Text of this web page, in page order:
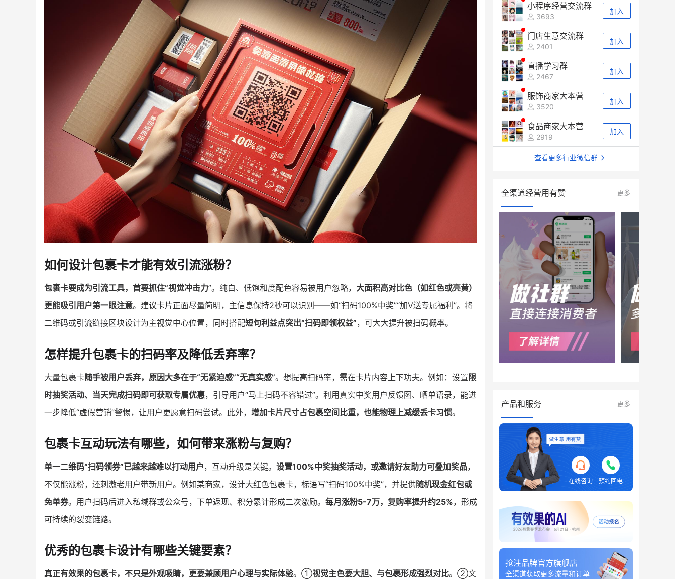
如何设计包裹卡才能有效引流涨粉？
包裹卡要成为引流工具，首要抓住“视觉冲击力”。纯白、低饱和度配色容易被用户忽略， 大面积高对比色（如红色或亮黄）
更能吸引用户第一眼注意。建议卡片正面尽量简明，主信息保持2秒可以识别——如“扫码100%中奖”“加V送专属福利”。将
二维码或引流链接区块设计为主视觉中心位置，同时搭配短句利益点突出“扫码即领权益”，可大大提升被扫码概率。
怎样提升包裹卡的扫码率及降低丢弃率？
大量包裹卡随手被用户丢弃，原因大多在于“无紧迫感”“无真实感”。想提高扫码率，需在卡片内容上下功夫。例如：设置 限
时抽奖活动、当天完成扫码即可获取专属优惠，引导用户“马上扫码不容错过”。利用真实中奖用户反馈图、晒单语录，能进
一步降低“虚假营销”警惕，让用户更愿意扫码尝试。此外， 增加卡片尺寸占包裹空间比重，也能物理上减缓丢卡习惯。
包裹卡互动玩法有哪些，如何带来涨粉与复购？
单一二维码“扫码领券”已越来越难以打动用户，互动升级是关键。 设置100%中奖抽奖活动，或邀请好友助力可叠加奖品，
不仅能涨粉，还刺激老用户带新用户。例如某商家，设计大红色包裹卡，标语写“扫码100%中奖”，并提供随机现金红包或
免单券。用户扫码后进入私域群或公众号，下单返现、积分累计形成二次激励。 每月涨粉5-7万，复购率提升约25%，形成
可持续的裂变链路。
优秀的包裹卡设计有哪些关键要素？
真正有效果的包裹卡，不只是外观吸睛，更要兼顾用户心理与实际体验。①视觉主色要大胆、与包裹形成强烈对比。②文
小程序经营交流群
3693
加入
门店生意交流群
2401
加入
直播学习群
2467
加入
服饰商家大本营
3520
加入
食品商家大本营
2919
加入
查看更多行业微信群
全渠道经营用有赞 更多
产品和服务 更多
在线咨询 预约回电
抢注品牌官方旗舰店
全渠道获取更多流量和订单